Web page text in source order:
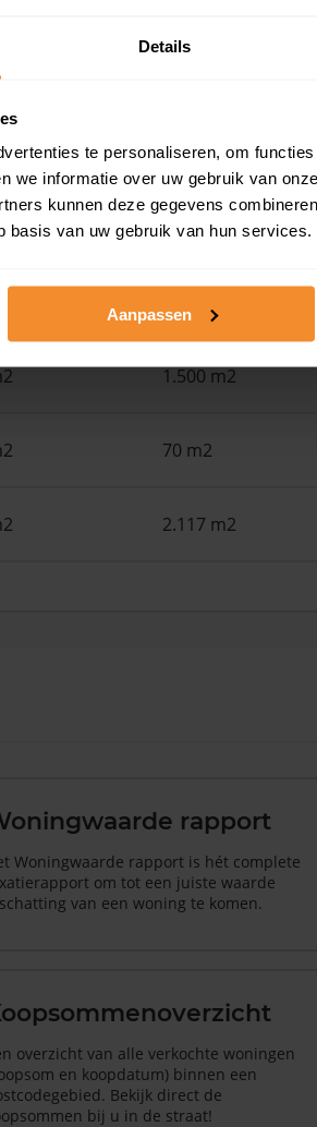
Details
te personaliseren, om
we informatie over uw gebruik van
kunnen deze gegevens
basis van uw gebruik van hun services.
Aanpassen
Perceel
107 m2
1.500 m2
70 m2
2.117 m2
rapport
Woningwaarde rapport is hét complete
om tot een juiste waarde
van een woning te komen.
overzicht van alle verkochte woningen
en koopdatum) binnen een
Bekijk direct de
bij u in de straat!